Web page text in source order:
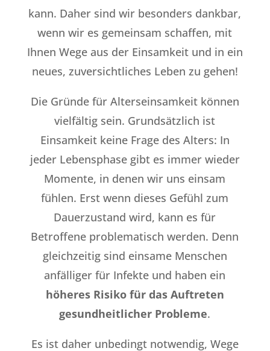
kann. Daher sind wir besonders dankbar,
wenn wir es gemeinsam schaffen, mit
Ihnen Wege aus der Einsamkeit und in ein
neues, zuversichtliches Leben zu gehen!
Die Gründe für Alterseinsamkeit können
vielfältig sein. Grundsätzlich ist
Einsamkeit keine Frage des Alters: In
jeder Lebensphase gibt es immer wieder
Momente, in denen wir uns einsam
fühlen. Erst wenn dieses Gefühl zum
Dauerzustand wird, kann es für
Betroffene problematisch werden. Denn
gleichzeitig sind einsame Menschen
anfälliger für Infekte und haben ein
höheres Risiko für das Auftreten
gesundheitlicher Probleme.
Es ist daher unbedingt notwendig, Wege